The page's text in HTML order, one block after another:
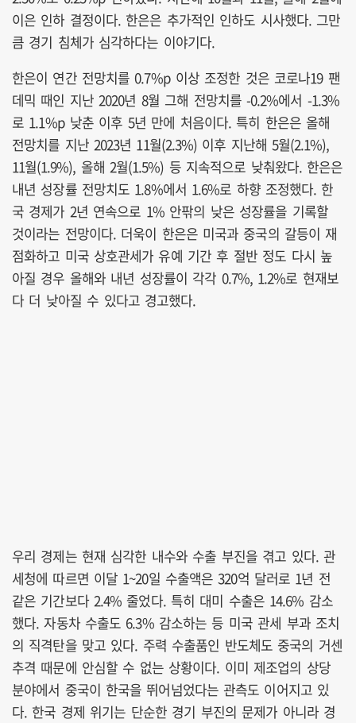
이은 인하 결정이다. 한은은 추가적인 인하도 시사했다. 그만
큼 경기 침체가 심각하다는 이야기다.
한은이 연간 전망치를 0.7%p 이상 조정한 것은 코로나19 팬
데믹 때인 지난 2020년 8월 그해 전망치를 -0.2%에서 -1.3%
로 1.1%p 낮춘 이후 5년 만에 처음이다. 특히 한은은 올해
전망치를 지난 2023년 11월(2.3%) 이후 지난해 5월(2.1%),
11월(1.9%), 올해 2월(1.5%) 등 지속적으로 낮춰왔다. 한은은
내년 성장률 전망치도 1.8%에서 1.6%로 하향 조정했다. 한
국 경제가 2년 연속으로 1% 안팎의 낮은 성장률을 기록할
것이라는 전망이다. 더욱이 한은은 미국과 중국의 갈등이 재
점화하고 미국 상호관세가 유예 기간 후 절반 정도 다시 높
아질 경우 올해와 내년 성장률이 각각 0.7%, 1.2%로 현재보
다 더 낮아질 수 있다고 경고했다.
우리 경제는 현재 심각한 내수와 수출 부진을 겪고 있다. 관
세청에 따르면 이달 1~20일 수출액은 320억 달러로 1년 전
같은 기간보다 2.4% 줄었다. 특히 대미 수출은 14.6% 감소
했다. 자동차 수출도 6.3% 감소하는 등 미국 관세 부과 조치
의 직격탄을 맞고 있다. 주력 수출품인 반도체도 중국의 거센
추격 때문에 안심할 수 없는 상황이다. 이미 제조업의 상당
분야에서 중국이 한국을 뛰어넘었다는 관측도 이어지고 있
다. 한국 경제 위기는 단순한 경기 부진의 문제가 아니라 경